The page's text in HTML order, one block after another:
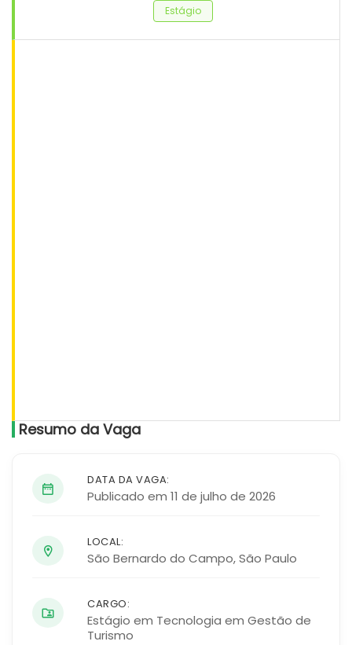
Estágio
Resumo da Vaga
DATA DA VAGA:
Publicado em 11 de julho de 2026
LOCAL:
São Bernardo do Campo,São Paulo
CARGO:
Estágio em Tecnologia em Gestão de
Turismo